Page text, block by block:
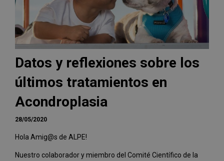
Datos y reflexiones sobre los
últimos tratamientos en
Acondroplasia
28/05/2020
Hola Amig@s de ALPE!
Nuestro colaborador y miembro del Comité Científico de la